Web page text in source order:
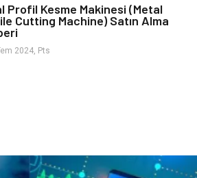
Finans Ekonomi
Restaurant
Profil Kesme Makinesi (Metal
Cutting Machine) Satın Alma
2024, Pts